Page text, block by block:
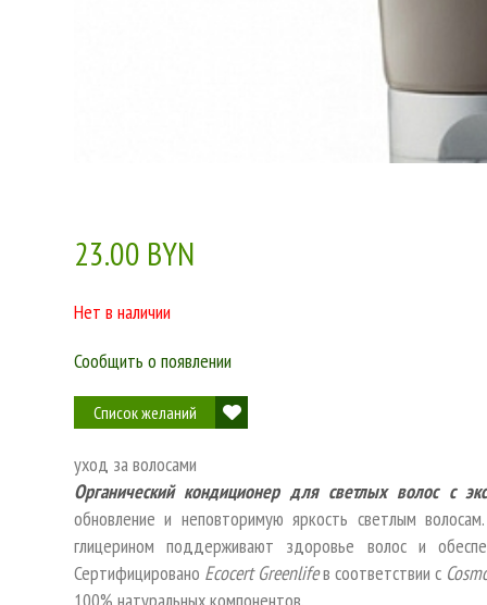
23.00 BYN
Нет в наличии
Сообщить о появлении
Список желаний
уход за волосами
Органический кондиционер для светлых волос с
обновление и неповторимую яркость светлым
глицерином поддерживают здоровье волос и
Сертифицировано Ecocert Greenlifeв соответствии с
100% натуральных компонентов.